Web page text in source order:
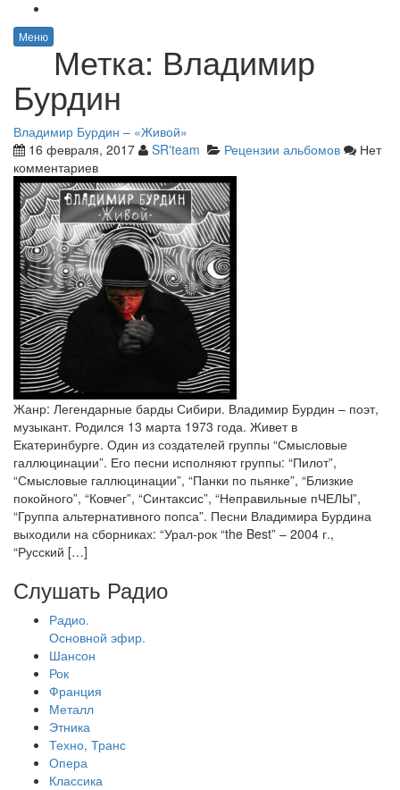
Меню
Метка: Владимир
Бурдин
Владимир Бурдин – «Живой»
16 февраля, 2017
SR'team Рецензии альбомов
Нет
комментариев
Жанр: Легендарные барды Сибири. Владимир Бурдин – поэт,
музыкант. Родился 13 марта 1973 года. Живет в
Екатеринбурге. Один из создателей группы “Смысловые
галлюцинации”. Его песни исполняют группы: “Пилот”,
“Смысловые галлюцинации”, “Панки по пьянке”, “Близкие
покойного”, “Ковчег”, “Синтаксис”, “Неправильные пЧЕЛЫ”,
“Группа альтернативного попса”. Песни Владимира Бурдина
выходили на сборниках: “Урал-рок “the Best” – 2004 г.,
“Русский […]
Слушать Радио
Радио.
Основной эфир.
Шансон
Рок
Франция
Металл
Этника
Техно, Транс
Опера
Классика